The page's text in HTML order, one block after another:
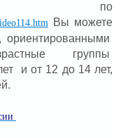
по
Вы можете
ориентированными
группы
и от 12 до 14 лет,